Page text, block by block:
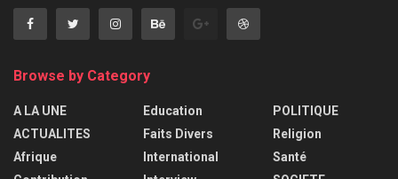
Browse by Category
A LA UNE
ACTUALITES
Afrique
Education
Faits Divers
International
POLITIQUE
Religion
Santé